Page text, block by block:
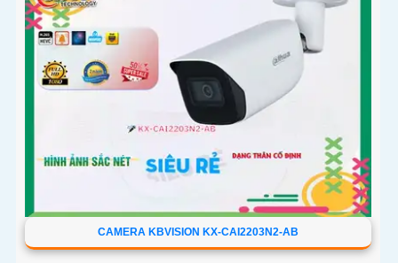
CAMERA KBVISION KX-CAI2203N2-AB